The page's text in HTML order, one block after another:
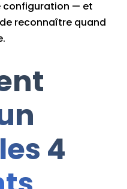
— et
reconnaître quand
4